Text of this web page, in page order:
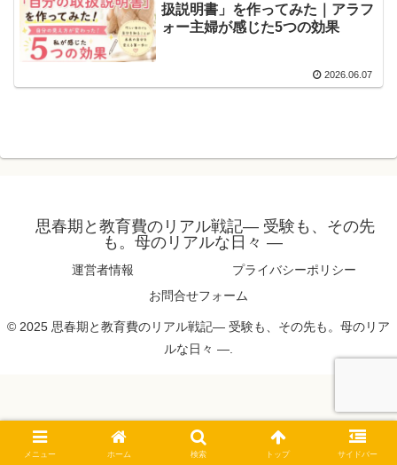
扱説明書」を作ってみた｜アラフ
ォー主婦が感じた5つの効果
2026.06.07
思春期と教育費のリアル戦記― 受験も、その先
も。母のリアルな日々 ―
運営者情報
プライバシーポリシー
お問合せフォーム
© 2025 思春期と教育費のリアル戦記― 受験も、その先も。母のリア
ルな日々 ―.
メニュー ホーム 検索 トップ サイドバー